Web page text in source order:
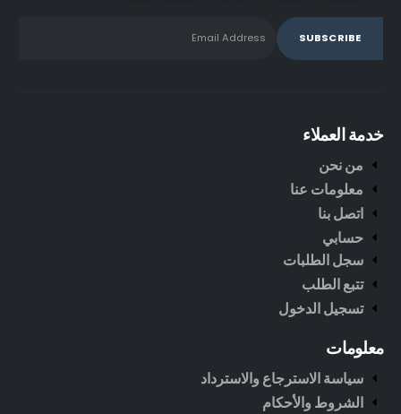
خدمة العملاء
من نحن
معلومات عنا
اتصل بنا
حسابي
سجل الطلبات
تتبع الطلب
تسجيل الدخول
معلومات
سياسة الاسترجاع والاسترداد
الشروط والأحكام